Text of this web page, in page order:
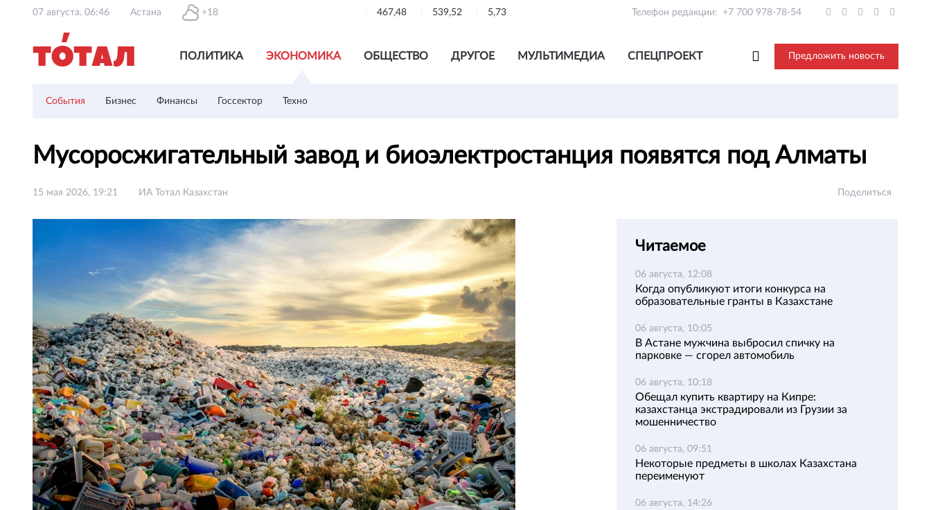
07 августа, 06:46 Астана +18 467,48 539,52 5,73 Телефон редакции: +7 700 978-78-54
ПОЛИТИКА ЭКОНОМИКА ОБЩЕСТВО ДРУГОЕ МУЛЬТИМЕДИА СПЕЦПРОЕКТ Предложить новость
События Бизнес Финансы Госсектор Техно
Мусоросжигательный завод и биоэлектростанция появятся под Алматы
15 мая 2026, 19:21 ИА Тотал Казахстан Поделиться
Читаемое
06 августа, 12:08
Когда опубликуют итоги конкурса на
образовательные гранты в Казахстане
06 августа, 10:05
В Астане мужчина выбросил спичку на
парковке — сгорел автомобиль
06 августа, 10:18
Обещал купить квартиру на Кипре:
казахстанца экстрадировали из Грузии за
мошенничество
06 августа, 09:51
Некоторые предметы в школах Казахстана
переименуют
06 августа, 14:26